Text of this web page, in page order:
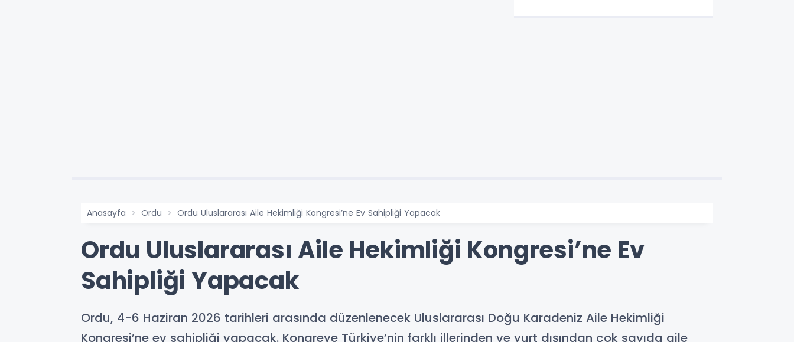
Anasayfa Ordu Ordu Uluslararası Aile Hekimliği Kongresi’ne Ev Sahipliği Yapacak
Ordu Uluslararası Aile Hekimliği Kongresi’ne Ev
Sahipliği Yapacak
Ordu, 4-6 Haziran 2026 tarihleri arasında düzenlenecek Uluslararası Doğu Karadeniz Aile Hekimliği
Kongresi’ne ev sahipliği yapacak. Kongreye Türkiye’nin farklı illerinden ve yurt dışından çok sayıda aile